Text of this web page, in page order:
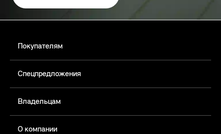
Покупателям
Спецпредложения
Владельцам
О компании